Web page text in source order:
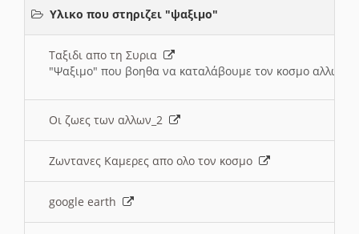
Υλικο που στηριζει "ψαξιμο"
Ταξιδι απο τη Συρια
"Ψαξιμο" που βοηθα να καταλάβουμε τον κοσμο αλλων
Οι ζωες των αλλων_2
Ζωντανες Καμερες απο ολο τον κοσμο
google earth